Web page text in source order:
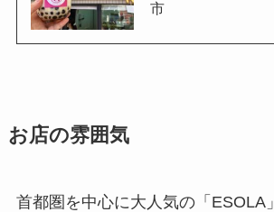
市
お店の雰囲気
首都圏を中心に大人気の「ESOLA」